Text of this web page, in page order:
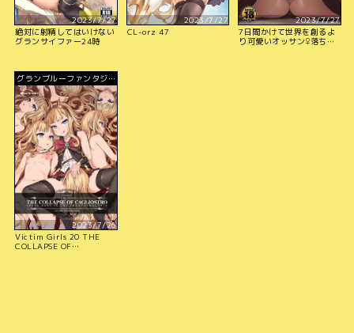
2023/7/27
絶対に射精してはいけない
グランサイファー24時
2023/7/27
CL-orz 47
2023/7/27
7日間かけて世界を創るよ
り可愛いオッサン♀落ちさ
グランブルーファンタジ
ー
2023/7/26
Victim Girls 20 THE
COLLAPSE OF